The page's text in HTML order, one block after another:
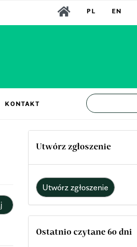
PL EN
KONTAKT
Utwórz zgłoszenie
Utwórz zgłoszenie
Ostatnio czytane 60 dni